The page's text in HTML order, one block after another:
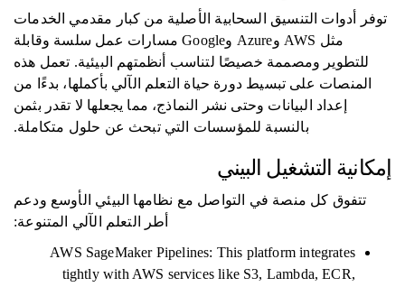
توفر أدوات التنسيق السحابية الأصلية من كبار مقدمي الخدمات
مثل AWS وAzure وGoogle مسارات عمل سلسة وقابلة
للتطوير ومصممة خصيصًا لتناسب أنظمتهم البيئية. تعمل هذه
المنصات على تبسيط دورة حياة التعلم الآلي بأكملها، بدءًا من
إعداد البيانات وحتى نشر النماذج، مما يجعلها لا تقدر بثمن
بالنسبة للمؤسسات التي تبحث عن حلول متكاملة.
إمكانية التشغيل البيني
تتفوق كل منصة في التواصل مع نظامها البيئي الأوسع ودعم
أطر التعلم الآلي المتنوعة:
AWS SageMaker Pipelines: This platform integrates
tightly with AWS services like S3, Lambda, ECR,